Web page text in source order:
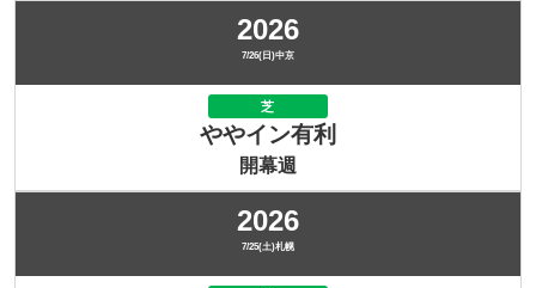
2026
7/26(日)中京
芝
ややイン有利
開幕週
2026
7/25(土)札幌